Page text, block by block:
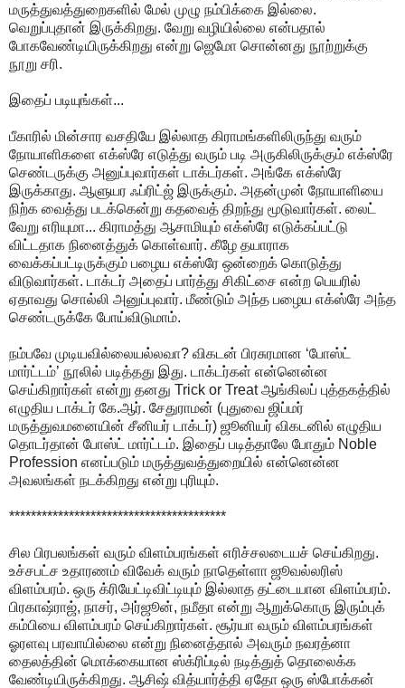
மருத்துவத்துறைகளில் மேல் முழு நம்பிக்கை இல்லை.
வெறுப்புதான் இருக்கிறது. வேறு வழியில்லை என்பதால்
போகவேண்டியிருக்கிறது என்று ஜெமோ சொன்னது நூற்றுக்கு
நூறு சரி.
இதைப் படியுங்கள்...
பீகாரில் மின்சார வசதியே இல்லாத கிராமங்களிலிருந்து வரும்
நோயாளிகளை எக்ஸ்ரே எடுத்து வரும் படி அருகிலிருக்கும் எக்ஸ்ரே
செண்டருக்கு அனுப்புவார்கள் டாக்டர்கள். அங்கே எக்ஸ்ரே
இருக்காது. ஆளுயர ஃப்ரிட்ஜ் இருக்கும். அதன்முன் நோயாளியை
நிற்க வைத்து படக்கென்று கதவைத் திறந்து மூடுவார்கள். லைட்
வேறு எரியுமா... கிராமத்து ஆசாமியும் எக்ஸ்ரே எடுக்கப்பட்டு
விட்டதாக நினைத்துக் கொள்வார். கீழே தயாராக
வைக்கப்பட்டிருக்கும் பழைய எக்ஸ்ரே ஒன்றைக் கொடுத்து
விடுவார்கள். டாக்டர் அதைப் பார்த்து சிகிட்சை என்ற பெயரில்
ஏதாவது சொல்லி அனுப்புவார். மீண்டும் அந்த பழைய எக்ஸ்ரே அந்த
செண்டருக்கே போய்விடுமாம்.
நம்பவே முடியவில்லையல்லவா? விகடன் பிரசுரமான ‘போஸ்ட்
மார்ட்டம்’ நூலில் படித்தது இது. டாக்டர்கள் என்னென்ன
செய்கிறார்கள் என்று தனது Trick or Treat ஆங்கிலப் புத்தகத்தில்
எழுதிய டாக்டர் கே.ஆர். சேதுராமன் (புதுவை ஜிப்மர்
மருத்துவமனையின் சீனியர் டாக்டர்) ஜூனியர் விகடனில் எழுதிய
தொடர்தான் போஸ்ட் மார்ட்டம். இதைப் படித்தாலே போதும் Noble
Profession எனப்படும் மருத்துவத்துறையில் என்னென்ன
அவலங்கள் நடக்கிறது என்று புரியும்.
****************************************
சில பிரபலங்கள் வரும் விளம்பரங்கள் எரிச்சலடையச் செய்கிறது.
உச்சபட்ச உதாரணம் விவேக் வரும் நாதெள்ளா ஜூவல்லரிஸ்
விளம்பரம். ஒரு க்ரியேட்டிவிட்டியும் இல்லாத தட்டையான விளம்பரம்.
பிரகாஷ்ராஜ், நாசர், அர்ஜூன், நமீதா என்று ஆறுக்கொரு இரும்புக்
கம்பியை விளம்பரம் செய்கிறார்கள். சூர்யா வரும் விளம்பரங்கள்
ஓரளவு பரவாயில்லை என்று நினைத்தால் அவரும் நவரத்னா
தைலத்தின் மொக்கையான ஸ்க்ரிப்டில் நடித்துத் தொலைக்க
வேண்டியிருக்கிறது. ஆசிஷ் வித்யார்த்தி ஏதோ ஒரு ஸ்போக்கன்